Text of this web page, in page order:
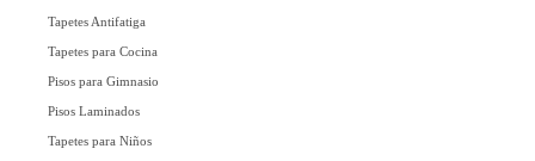
Tapetes Antifatiga
Tapetes para Cocina
Pisos para Gimnasio
Pisos Laminados
Tapetes para Niños